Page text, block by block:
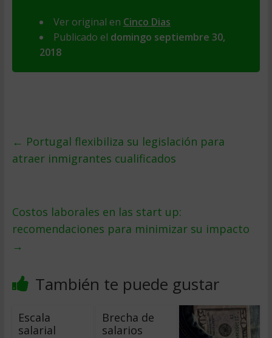
Ver original en Cinco Dias
Publicado el domingo septiembre 30,
2018
← Portugal flexibiliza su legislación para
atraer inmigrantes cualificados
Costos laborales en las start up:
recomendaciones para minimizar su impacto
→
También te puede gustar
Escala
salarial
Brecha de
salarios